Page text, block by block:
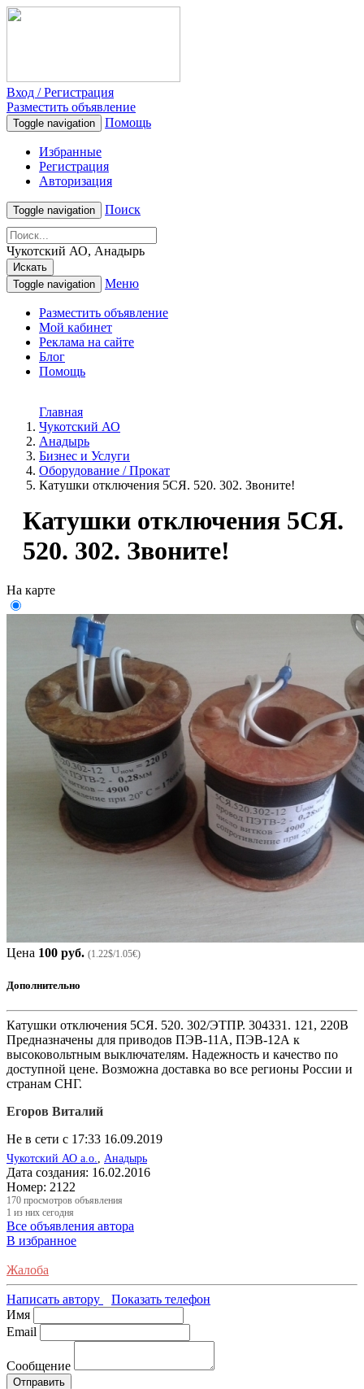
Вход / Регистрация
Разместить объявление
Toggle navigation Помощь
Избранные
Регистрация
Авторизация
Toggle navigation Поиск
Чукотский АО, Анадырь
Искать
Toggle navigation
Меню
Разместить объявление
Мой кабинет
Реклама на сайте
Блог
Помощь
Главная
Чукотский АО
Анадырь
Бизнес и Услуги
Оборудование / Прокат
Катушки отключения 5СЯ. 520. 302. Звоните!
Катушки отключения 5СЯ.
520. 302. Звоните!
На карте
Цена 100 руб. (1.22$/1.05€)
Дополнительно
Катушки отключения 5СЯ. 520. 302/ЭТПР. 304331. 121, 220В
Предназначены для приводов ПЭВ-11А, ПЭВ-12А к
высоковольтным выключателям. Надежность и качество по
доступной цене. Возможна доставка во все регионы России и
странам СНГ.
Егоров Виталий
Не в сети с 17:33 16.09.2019
Чукотский АО а.о. Анадырь
Дата создания: 16.02.2016
Номер: 2122
170 просмотров объявления
1 из них сегодня
Все объявления автора
В избранное
Жалоба
Написать автору
Показать телефон
Имя
Email
Сообщение
Отправить